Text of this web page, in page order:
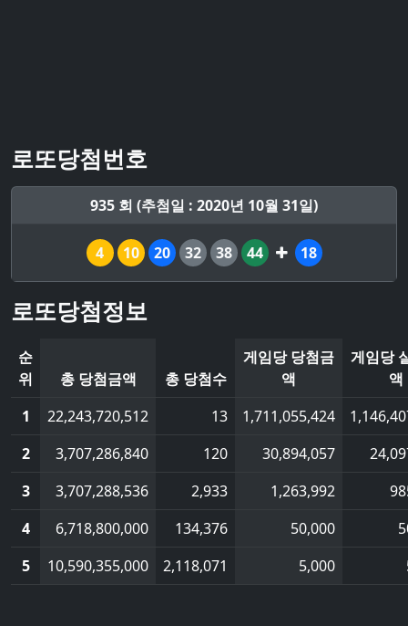
로또당첨번호
935 회 (추첨일 : 2020년 10월 31일)
4 10 20 32 38 44 18
로또당첨정보
순
위
총 당첨금액 총 당첨수
게임당 당첨금
액
게임당
액
1
22,243,720,512 13 1,711,055,424
2
3,707,286,840 120 30,894,057
3
3,707,288,536 2,933 1,263,992
4
6,718,800,000 134,376 50,000
5
10,590,355,000 2,118,071 5,000